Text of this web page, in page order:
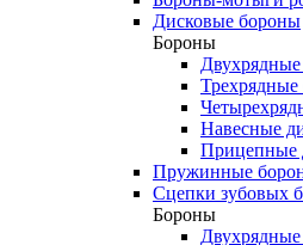
Дисковые бороны
Бороны
Навесные
Прицепные
Пружинные
Сцепки зубовых
Бороны